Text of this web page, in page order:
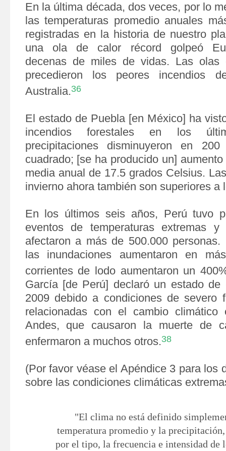
En la última década, dos veces, por lo
las temperaturas promedio anuales
registradas en la historia de nuestro
una ola de calor récord golpeó
decenas de miles de vidas. Las olas
precedieron los peores incendios
Australia.36
El estado de Puebla [en México] ha
incendios forestales en los
precipitaciones disminuyeron en
cuadrado; [se ha producido un]
media anual de 17.5 grados Celsius.
invierno ahoratambién son superiores a
En los últimos seis años, Perú tuvo
eventos de temperaturas extremas y
afectaron a más de 500.000
las inundaciones aumentaron en
corrientes de lodo aumentaron un
García [dePerú] declaró un estado de
2009 debido a condiciones de severo
relacionadas con el cambio
Andes, que causaron la muerte de
enfermaron a muchos otros.38
(Por favor véase el Apéndice 3 para los
sobre las condiciones climáticas
"El clima no está definido
temperatura promedio y la
por el tipo, la frecuencia e intensidad de